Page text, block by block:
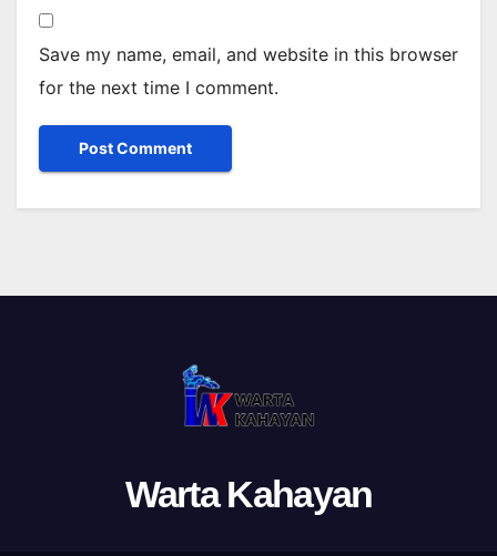
Save my name, email, and website in this browser
for the next time I comment.
Warta Kahayan